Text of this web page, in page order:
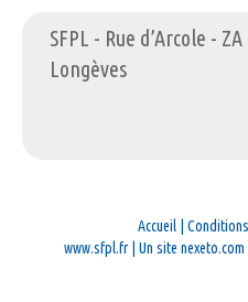
SFPL - Rue d’Arcole -
Longèves
Accueil |
www.sfpl.fr| Un site nexeto.com